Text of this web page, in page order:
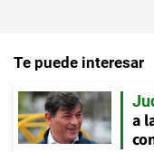
Te puede interesar
a